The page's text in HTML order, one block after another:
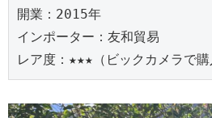
開業：2015年
インポーター：友和貿易
レア度：★★★（ビックカメラで